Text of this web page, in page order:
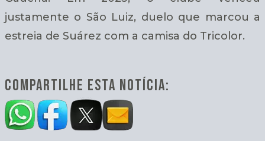
justamente o São Luiz, duelo que marcou a
estreia de Suárez com a camisa do Tricolor.
COMPARTILHE ESTA NOTÍCIA: